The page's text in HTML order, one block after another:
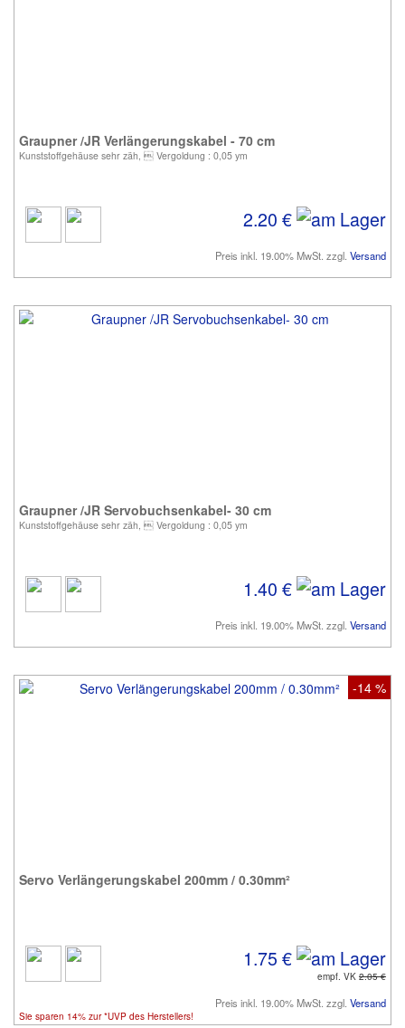
Graupner /JR Verlängerungskabel - 70 cm
Kunststoffgehäuse sehr zäh,  Vergoldung : 0,05 ym
2.20 €
Preis inkl. 19.00% MwSt. zzgl. Versand
Graupner /JR Servobuchsenkabel- 30 cm
Kunststoffgehäuse sehr zäh,  Vergoldung : 0,05 ym
1.40 €
Preis inkl. 19.00% MwSt. zzgl. Versand
-14 %
Servo Verlängerungskabel 200mm / 0.30mm²
1.75 €
empf. VK 2.05 €
Preis inkl. 19.00% MwSt. zzgl. Versand
Sie sparen 14% zur *UVP des Herstellers!